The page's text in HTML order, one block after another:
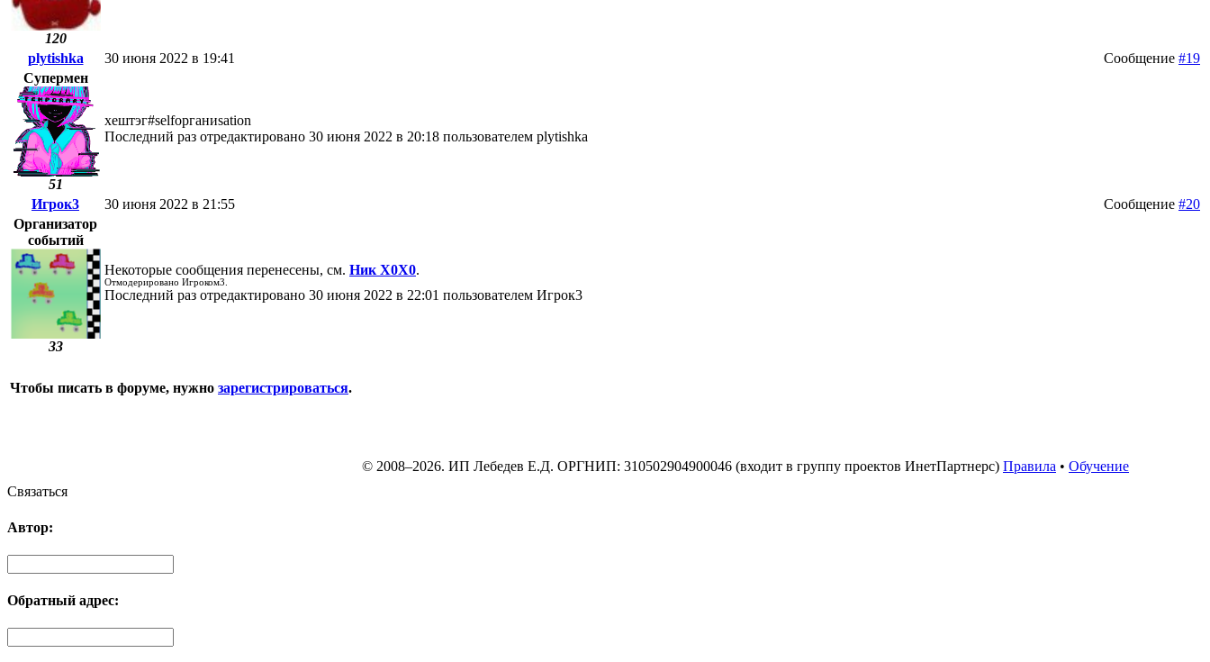
120
plytishka Сообщение #19
30 июня 2022 в 19:41
Супермен
51
хештэг#selfорганиsation
Последний раз отредактировано 30 июня 2022 в 20:18 пользователем plytishka
Игрок3 Сообщение #20
30 июня 2022 в 21:55
Организатор
событий
33
Некоторые сообщения перенесены, см. Ник X0X0.
Отмодерировано Игроком3.
Последний раз отредактировано 30 июня 2022 в 22:01 пользователем Игрок3
Чтобы писать в форуме, нужно зарегистрироваться.
© 2008–2026. ИП Лебедев Е.Д. ОРГНИП: 310502904900046 (входит в группу проектов ИнетПартнерс) Правила • Обучение
Связаться
Автор:
Обратный адрес: